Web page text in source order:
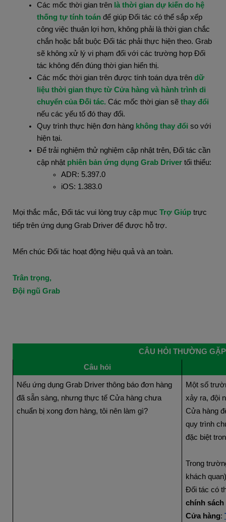
Các mốc thời gian trên là thời gian dự kiến do hệ
thống tự tính toán để giúp Đối tác có thể sắp xếp
công việc thuận lợi hơn, không phải là thời gian chắc
chắn hoặc bắt buộc Đối tác phải thực hiện theo. Grab
sẽ không xử lý vi phạm đối với các trường hợp Đối
tác không đến đúng thời gian hiển thị.
Các mốc thời gian trên được tính toán dựa trên dữ
liệu thời gian thực từ Cửa hàng và hành trình di
chuyển của Đối tác. Các mốc thời gian sẽ
nếu các yếu tố đó thay đổi.
Quy trình thực hiện đơn hàng không thay đổi so với
hiện tại.
Để trải nghiệm thử nghiệm cập nhật trên, Đối tác cần
cập nhật phiên bản ứng dụng Grab Driver tối thiểu:
ADR: 5.397.0
iOS: 1.383.0
Mọi thắc mắc, Đối tác vui lòng truy cập mục Trợ Giúp trực
tiếp trên ứng dụng Grab Driver để được hỗ trợ.
Mến chúc Đối tác hoạt động hiệu quả và an toàn.
Trân trọng,
Đội ngũ Grab
CÂU HỎI THƯỜNG GẶP
Câu hỏi
Nếu ứng dụng Grab Driver thông báo đơn hàng
đã sẵn sàng, nhưng thực tế Cửa hàng chưa
chuẩn bị xong đơn hàng, tôi nên làm gì?
Một số
xảy ra, đội
Cửa hàng
quy trình
đặc biệt
Trong
khách
chính
Cửa hàng: